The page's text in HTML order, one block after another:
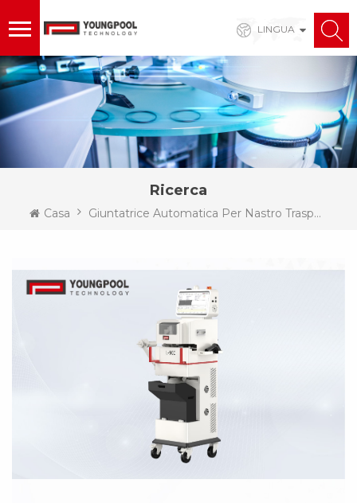
LINGUA
Ricerca
Casa Giuntatrice Automatica Per Nastro Trasportatore Di Carta Da 8 Mm-24 Mm